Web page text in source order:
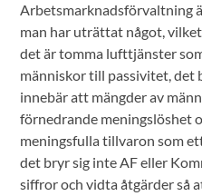
Arbetsmarknadsförvaltning
man har uträttat något,
det är tomma lufttjänster
människor till passivitet, det
innebär att mängder av
förnedrande meningslöshet
meningsfulla tillvaron som
det bryr sig inte AF eller
siffror och vidta åtgärder så